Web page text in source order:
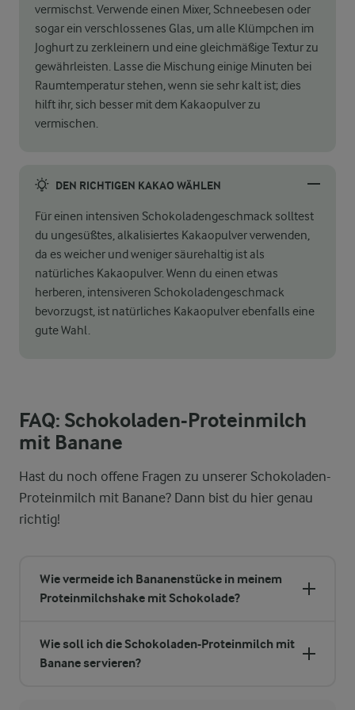
vermischst. Verwende einen Mixer, Schneebesen oder
sogar ein verschlossenes Glas, um alle Klümpchen im
Joghurt zu zerkleinern und eine gleichmäßige Textur zu
gewährleisten. Lasse die Mischung einige Minuten bei
Raumtemperatur stehen, wenn sie sehr kalt ist; dies
hilft ihr, sich besser mit dem Kakaopulver zu
vermischen.
DEN RICHTIGEN KAKAO WÄHLEN
Für einen intensiven Schokoladengeschmack solltest
du ungesüßtes, alkalisiertes Kakaopulver verwenden,
da es weicher und weniger säurehaltig ist als
natürliches Kakaopulver. Wenn du einen etwas
herberen, intensiveren Schokoladengeschmack
bevorzugst, ist natürliches Kakaopulver ebenfalls eine
gute Wahl.
FAQ: Schokoladen-Proteinmilch
mit Banane
Hast du noch offene Fragen zu unserer Schokoladen-
Proteinmilch mit Banane? Dann bist du hier genau
richtig!
Wie vermeide ich Bananenstücke in meinem
Proteinmilchshake mit Schokolade?
Wie soll ich die Schokoladen-Proteinmilch mit
Banane servieren?